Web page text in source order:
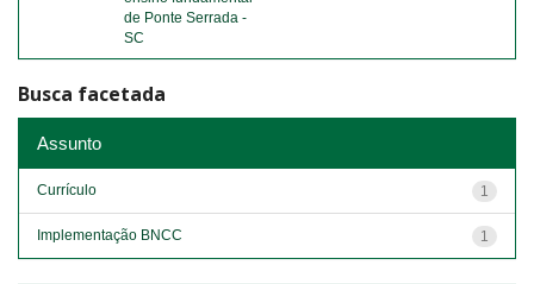
de Ponte Serrada -
SC
Busca facetada
Assunto
1
Currículo
1
Implementação BNCC